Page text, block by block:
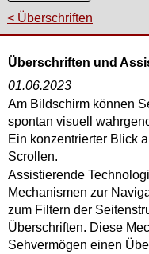
Überschriften
Überschriften und
01.06.2023
Am Bildschirm können
spontan visuell
Ein konzentrierter Blick
Scrollen.
Assistierende
Mechanismen zur
zum Filtern der
Überschriften. Diese
Sehvermögen einen